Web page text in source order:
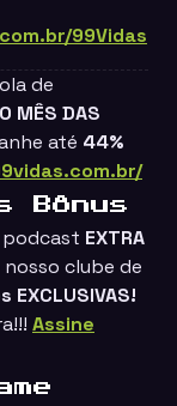
99Vidas
de
MÊS DAS
até 44%
Bônus
podcast EXTRA
clube de
Assine